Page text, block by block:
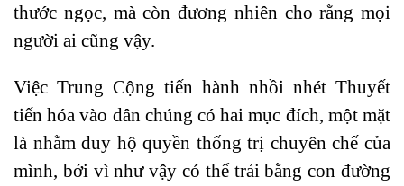
thước ngọc, mà còn đương nhiên cho rằng mọi
người ai cũng vậy.
Việc Trung Cộng tiến hành nhồi nhét Thuyết
tiến hóa vào dân chúng có hai mục đích, một mặt
là nhằm duy hộ quyền thống trị chuyên chế của
mình, bởi vì như vậy có thể trải bằng con đường